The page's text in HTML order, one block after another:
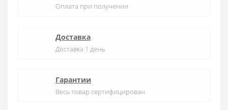
Оплата при получении
Доставка
Доставка 1 день
Гарантии
Весь товар сертифицирован